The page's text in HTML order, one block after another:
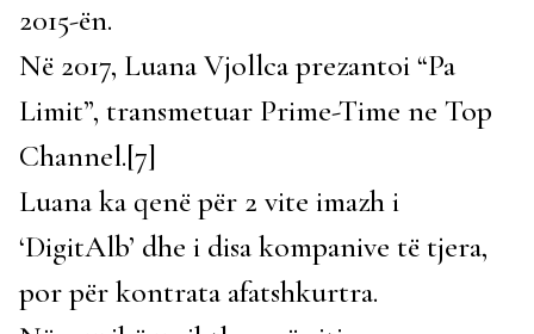
2015-ën.
Në 2017, Luana Vjollca prezantoi “Pa
Limit”, transmetuar Prime-Time ne Top
Channel.[7]
Luana ka qenë për 2 vite imazh i
‘DigitAlb’ dhe i disa kompanive të tjera,
por për kontrata afatshkurtra.